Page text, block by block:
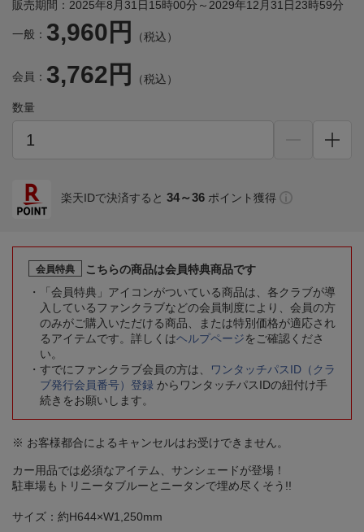
販売期間：2025年8月31日15時00分～2029年12月31日23時59分
一般： 3,960円 （税込）
会員： 3,762円 （税込）
数量
楽天IDで決済すると 34～36 ポイント獲得
会員特典
こちらの商品は会員特典商品です
「会員特典」アイコンがついている商品は、各クラブが導
入しているファンクラブなどの会員制度により、会員の方
のみがご購入いただける商品、または特別価格が適応され
るアイテムです。詳しくはヘルプページをご確認くださ
い。
すでにファンクラブ会員の方は、
ワンタッチパスID（クラ
ブ発行会員番号）登録 からワンタッチパスIDの紐付け手
続きをお願いします。
※ お客様都合によるキャンセルはお受けできません。
カー用品では必須なアイテム、サンシェードが登場！
駐車場もトリニータブルーとニータンで埋め尽くそう!!
サイズ：約H644×W1,250mm